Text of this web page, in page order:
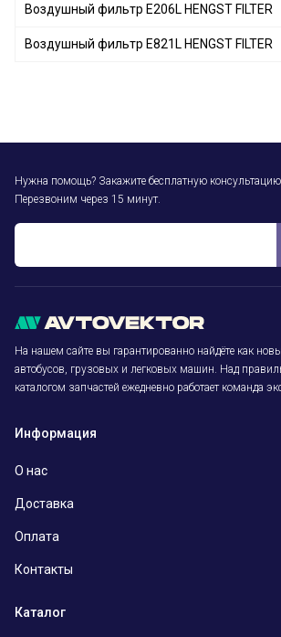
Воздушный фильтр E206L HENGST FILTER
Воздушный фильтр E821L HENGST FILTER
Нужна помощь? Закажите бесплатную
Перезвоним через 15 минут.
На нашем сайте вы гарантированно найдёте как
автобусов, грузовых и легковых машин. Над
каталогом запчастей ежедневно работает команда
Информация
О нас
Доставка
Оплата
Контакты
Каталог